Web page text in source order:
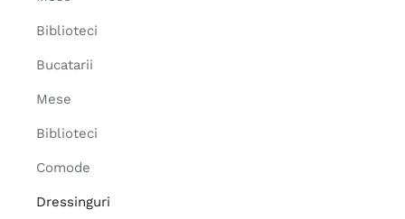
Biblioteci
Bucatarii
Mese
Biblioteci
Comode
Dressinguri